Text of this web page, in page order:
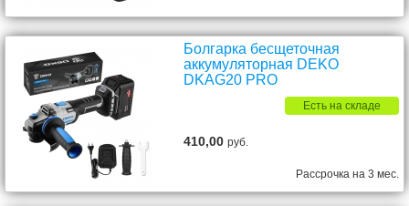
Болгарка бесщеточная
аккумуляторная DEKO
DKAG20 PRO
Есть на складе
410,00руб.
Рассрочка на 3 мес.